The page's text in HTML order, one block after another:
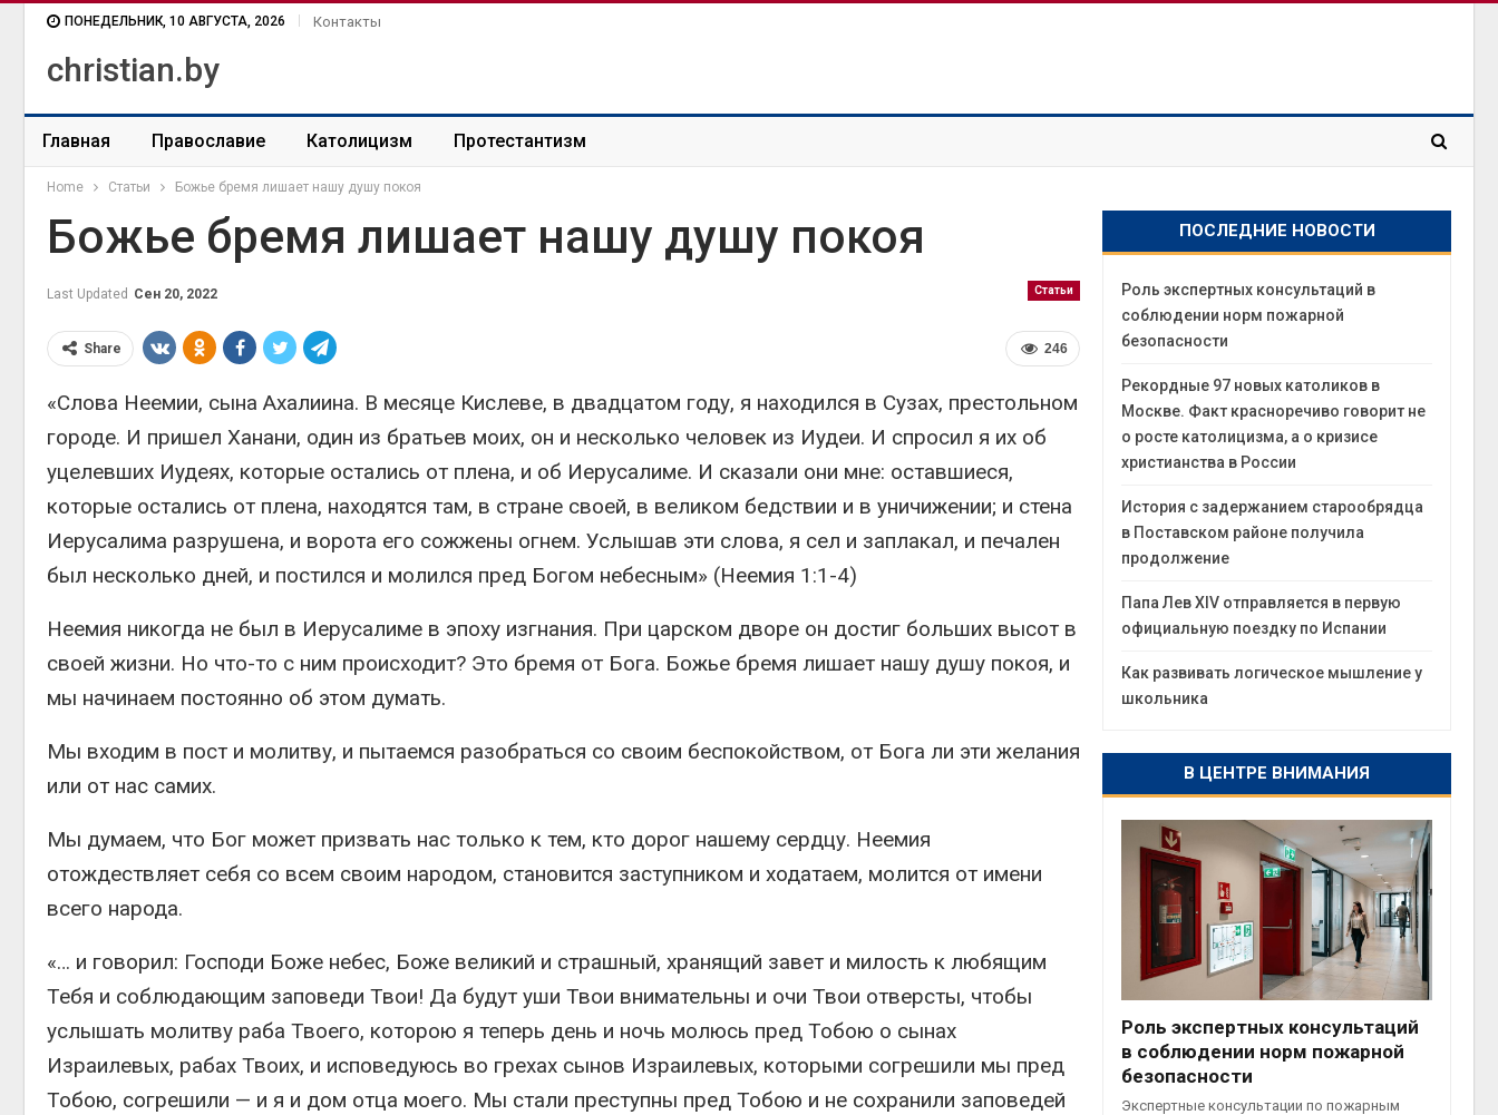
ПОНЕДЕЛЬНИК, 10 АВГУСТА, 2026 Контакты
christian.by
Главная Православие Католицизм Протестантизм
Home Статьи Божье бремя лишает нашу душу покоя
Божье бремя лишает нашу душу покоя
Статьи
Last Updated Сен 20, 2022
246
Share
«Слова Неемии, сына Ахалиина. В месяце Кислеве, в двадцатом году, я находился в Сузах, престольном
городе. И пришел Ханани, один из братьев моих, он и несколько человек из Иудеи. И спросил я их об
уцелевших Иудеях, которые остались от плена, и об Иерусалиме. И сказали они мне: оставшиеся,
которые остались от плена, находятся там, в стране своей, в великом бедствии и в уничижении; и стена
Иерусалима разрушена, и ворота его сожжены огнем. Услышав эти слова, я сел и заплакал, и печален
был несколько дней, и постился и молился пред Богом небесным» (Неемия 1:1-4)
Неемия никогда не был в Иерусалиме в эпоху изгнания. При царском дворе он достиг больших высот в
своей жизни. Но что-то с ним происходит? Это бремя от Бога. Божье бремя лишает нашу душу покоя, и
мы начинаем постоянно об этом думать.
Мы входим в пост и молитву, и пытаемся разобраться со своим беспокойством, от Бога ли эти желания
или от нас самих.
Мы думаем, что Бог может призвать нас только к тем, кто дорог нашему сердцу. Неемия
отождествляет себя со всем своим народом, становится заступником и ходатаем, молится от имени
всего народа.
«… и говорил: Господи Боже небес, Боже великий и страшный, хранящий завет и милость к любящим
Тебя и соблюдающим заповеди Твои! Да будут уши Твои внимательны и очи Твои отверсты, чтобы
услышать молитву раба Твоего, которою я теперь день и ночь молюсь пред Тобою о сынах
Израилевых, рабах Твоих, и исповедуюсь во грехах сынов Израилевых, которыми согрешили мы пред
Тобою, согрешили — и я и дом отца моего. Мы стали преступны пред Тобою и не сохранили заповедей
ПОСЛЕДНИЕ НОВОСТИ
Роль экспертных консультаций в
соблюдении норм пожарной
безопасности
Рекордные 97 новых католиков в
Москве. Факт красноречиво говорит не
о росте католицизма, а о кризисе
христианства в России
История с задержанием старообрядца
в Поставском районе получила
продолжение
Папа Лев XIV отправляется в первую
официальную поездку по Испании
Как развивать логическое мышление у
школьника
В ЦЕНТРЕ ВНИМАНИЯ
Роль экспертных консультаций
в соблюдении норм пожарной
безопасности
Экспертные консультации по пожарным